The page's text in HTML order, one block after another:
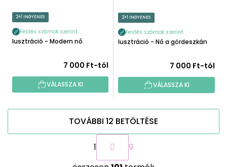
2+1 INGYENES
Festés számok szerint
Illusztráció - Modern nő
7 000 Ft-tól
VÁLASSZA KI
2+1 INGYENES
Festés számok szerint
Illusztráció - Nő a gördeszkán
7 000 Ft-tól
VÁLASSZA KI
L
TOVÁBBI 12 BETÖLTÉSE
L
a
p
1
9